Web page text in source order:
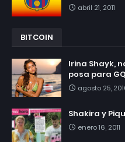
abril 21, 2011
BITCOIN
Irina Shayk,
posa para GQ
agosto 25,
Shakira y
enero 16, 2011